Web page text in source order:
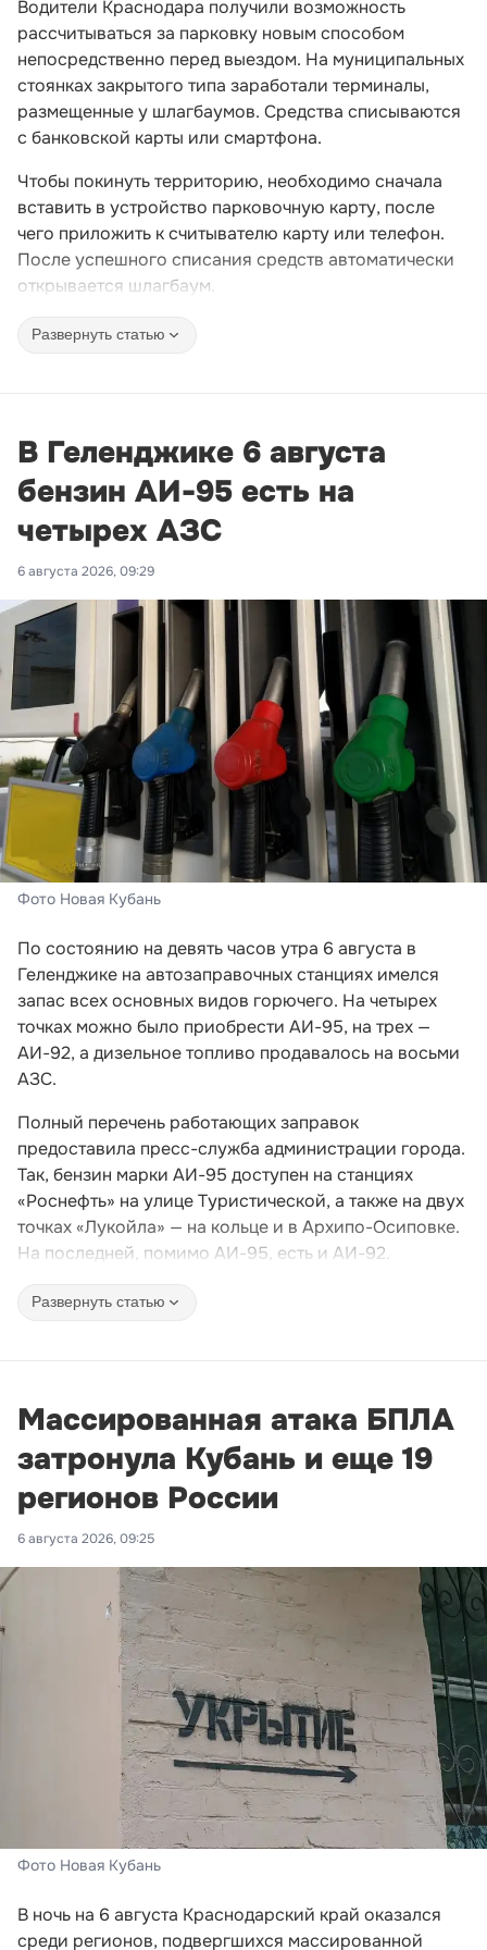
Водители Краснодара получили возможность
рассчитываться за парковку новым способом
непосредственно перед выездом. На муниципальных
стоянках закрытого типа заработали терминалы,
размещенные у шлагбаумов. Средства списываются
с банковской карты или смартфона.
Чтобы покинуть территорию, необходимо сначала
вставить в устройство парковочную карту, после
чего приложить к считывателю карту или телефон.
После успешного списания средств автоматически
открывается шлагбаум.
Развернуть статью
В Геленджике 6 августа
бензин АИ-95 есть на
четырех АЗС
6 августа 2026, 09:29
Фото Новая Кубань
По состоянию на девять часов утра 6 августа в
Геленджике на автозаправочных станциях имелся
запас всех основных видов горючего. На четырех
точках можно было приобрести АИ-95, на трех —
АИ-92, а дизельное топливо продавалось на восьми
АЗС.
Полный перечень работающих заправок
предоставила пресс-служба администрации города.
Так, бензин марки АИ-95 доступен на станциях
«Роснефть» на улице Туристической, а также на двух
точках «Лукойла» — на кольце и в Архипо-Осиповке.
На последней, помимо АИ-95, есть и АИ-92.
Развернуть статью
Массированная атака БПЛА
затронула Кубань и еще 19
регионов России
6 августа 2026, 09:25
Фото Новая Кубань
В ночь на 6 августа Краснодарский край оказался
среди регионов, подвергшихся массированной